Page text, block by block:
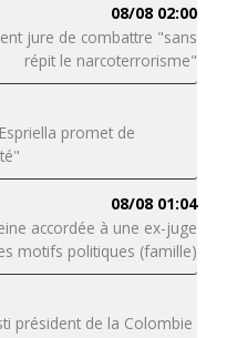
08/08 02:00
jure de combattre "sans
répit le narcoterrorisme"
promet de
08/08 01:04
accordée à une ex-juge
motifs politiques (famille)
président de la Colombie